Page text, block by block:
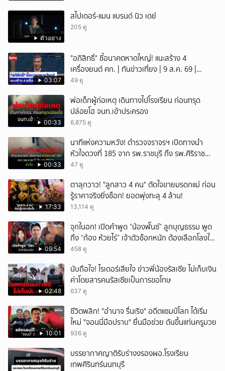
ตัวอย่าง
สไปเดอร์-แมน แบรนด์ นิว เดย์
205 ดู
03:07
"อภิสิทธิ์" ชี้อนาคตหาดใหญ่! แนะสร้าง 4
เครื่องยนต์ ศก. | ทันข่าวเที่ยง | 9 ส.ค. 69 |
NationTV22
49 ดู
00:33
พ่อเด็กผู้ก่อเหตุ เดินทางไปโรงเรียน ก่อนทรุด
ปล่อยโฮ จนท.เข้าประครอง
6,875 ดู
00:33
นาทีแห่งความหวัง! ตำรวจจราจรฯ เปิดทางนำ
หัวใจดวงที่ 185 จาก รพ.ราชบุรี ถึง รพ.ศิริราช
สำเร็จใน 48 นาที
47 ดู
17:33
ตาลุกวาว! "ลูกสาว 4 คน" ตัดใจขายมรดกแม่ ก่อน
รู้ราคาจริงยิ่งช็อก! ยอดพุ่งทะลุ 4 ล้าน!
13,114 ดู
09:54
จุกในอก! เปิดคำพูด “น้องพั๊นซ์” ลูกบุญธรรม พูด
ถึง “ก้อง ห้วยไร่” เจ้าตัวช็อกหนัก ต้องเลือกโลงให้
ลูก!
458 ดู
02:48
นับถือใจ! ไรเดอร์เสียใจ ข่าวพี่น้องรัสเซีย ไม่เก็บเงิน
ค่าโดยสารคนรัสเซียเป็นการขอโทษ
637 ดู
10:01
ชีวิตพลิก! "อำนาจ รื่นเริง" อดีตแชมป์โลก ได้เริ่ม
ใหม่ "จอนนี่มือปราบ" ยื่นมือช่วย ดันขึ้นแท่นครูมวย
936 ดู
บรรยากาศญาติรับร่างงรองผอ.โรงเรียน
เทพศิรินทร์นนทบุรี